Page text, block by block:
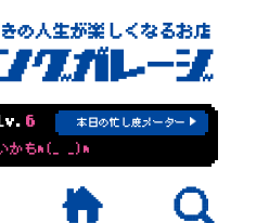
Lv. 6 本日の忙し度メーター
かもm(_ _)m